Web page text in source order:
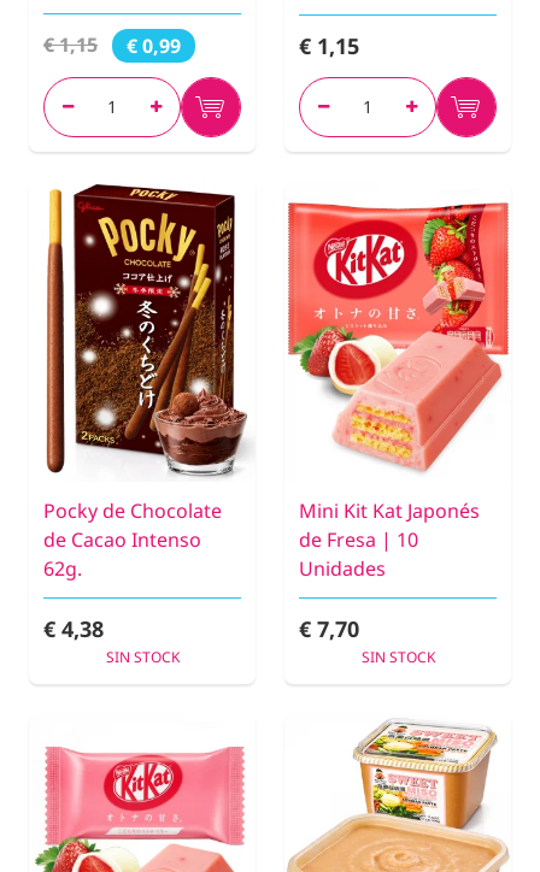
€ 1,15 € 0,99 € 1,15
Pocky de Chocolate
de Cacao Intenso
62g.
€ 4,38
SIN STOCK
Mini Kit Kat Japonés
de Fresa | 10
Unidades
€ 7,70
SIN STOCK